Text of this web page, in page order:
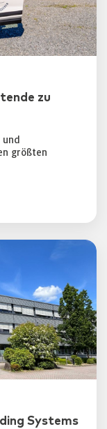
zu
größten
Systems